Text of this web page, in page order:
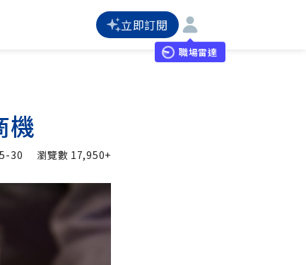
立即訂閱
職場雷達
機
30 瀏覽數 17,950+